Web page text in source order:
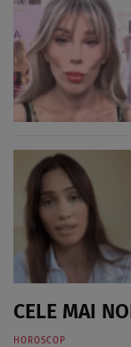
CELE MAI
HOROSCOP